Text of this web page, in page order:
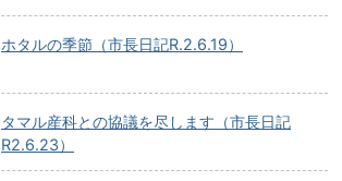
ホタルの季節（市長日記R.2.6.19）
タマル産科との協議を尽します（市長日記
R2.6.23）